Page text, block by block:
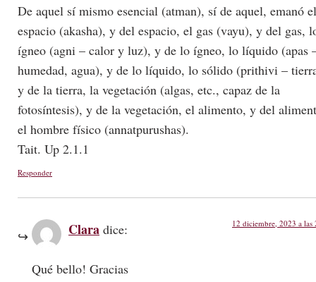
De aquel sí mismo esencial (atman), sí de aquel, emanó el
espacio (akasha), y del espacio, el gas (vayu), y del gas,
ígneo (agni – calor y luz), y de lo ígneo, lo líquido (apas
humedad, agua), y de lo líquido, lo sólido (prithivi –
y de la tierra, la vegetación (algas, etc., capaz de la
fotosíntesis), y de la vegetación, el alimento, y del
el hombre físico (annatpurushas).
Tait. Up 2.1.1
Responder
Clara dice: 12 diciembre, 2023 a las
Qué bello! Gracias